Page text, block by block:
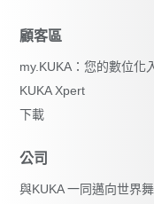
顧客區
my.KUKA：您的數位化
KUKA Xpert
下載
公司
與KUKA 一同邁向世界